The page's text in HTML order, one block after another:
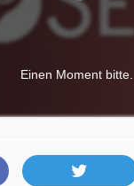
Einen Moment bitte...